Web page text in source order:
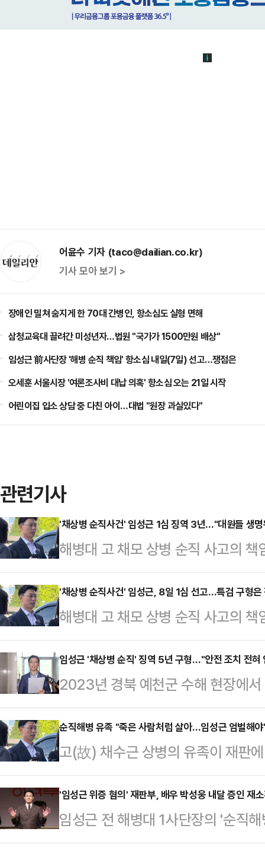
어윤수 기자 (taco@dailian.co.kr)
기사 모아 보기 >
장애인 밀쳐 숨지게 한 70대 간병인, 항소심도 실형 면해
삼청교육대 끌려간 미성년자…법원 "국가가 1500만원 배상"
임성근 前사단장 '해병 순직 책임' 항소심 내일(7일) 선고…쟁점은
오세훈 서울시장 '여론조사비 대납 의혹' 항소심 오는 21일 시작
어린이집 입소 상담 중 다친 아이…대법 "원장 과실있다"
관련기사
'채상병 순직사건' 임성근 1심 징역 3년…"대원들 생
해병대 고 채모 상병 순직 사고의
해병대 1사단장에게 1심 법원이 실
중앙지법 형사합의22부(조형우 부
상 명령 위반 혐의로 기소된 임 전
명현 특별검사팀은 임 전 사단장에
총괄한 박상현 전 7여단장과 최진
이 선고됐다.채상병이 속했던 포7
전 포7대대장에겐 금…
'채상병 순직사건' 임성근, 8일 1심 선고…특검 구형
해병대 고 채모 상병 순직 사고의
해병대 1사단장에 대한 1심 선고가
지법 형사합의22부(조형우 부장판
형법상 명령 위반 혐의를 받는 임
장을 총괄한 박상현 전 7여단장과
장, 장모 전 포7대대 본부중대장에
사단장은 지난 2023년 7월 19일
의 …
임성근 '채상병 순직' 징역 5년 구형…"안전 조치 전혀
2023년 경북 예천군 수해 현장에
채수근 상병 사고의 책임자로 지목
병 특검팀이 징역 5년을 구형했다
중앙지법 형사합의22부(조형우 부
무상과실치사·군형법상 명령 위반
라고 요청했다.수해 현장을 총괄한
에게는 각각 금고 2년 6개월, 이용
포7…
순직해병 유족 "죽은 사람처럼 살아…임성근 엄벌해
고(故) 채수근 상병의 유족이 재판
단장과 해병대 지휘관들에 대한 엄
중앙지법 형사합의22부(부장판사
의를 받는 임 전 사단장과 박상현
이용민 전 포7대대장, 장모 전 포7
'임성근 위증 혐의' 재판부, 배우 박성웅 내달 증인 재
임성근 전 해병대 1사단장의 '순직
중인 재판부가 배우 박성웅씨를 다